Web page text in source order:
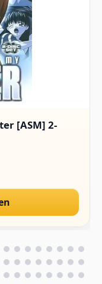
[ASM] 2-